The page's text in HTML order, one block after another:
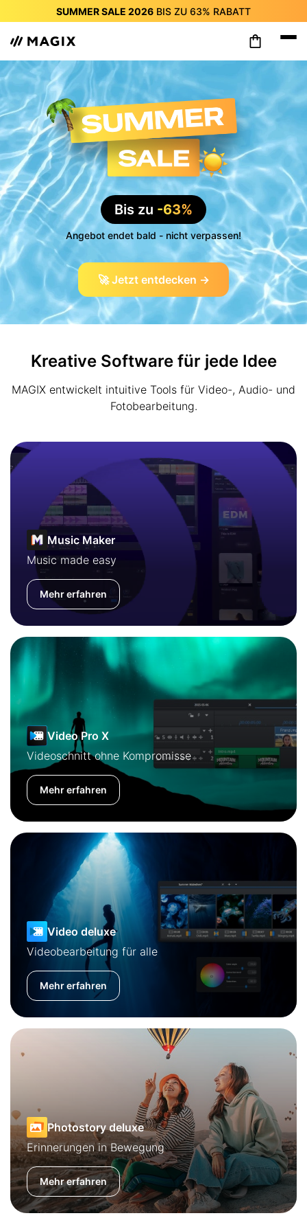
SUMMER SALE 2026 BIS ZU 63% RABATT
SUMMER SALE 2026
RABATT
SUMMER SALE 2026
SUMMER SALE 2026
BIS ZU 63%
SUMMER SALE 2026BIS ZU63%RABATT
SUMMER SALE 2026BIS ZU 63%RABATT
Bis zu -63%
Angebot endet bald - nicht verpassen!
🚀 Jetzt entdecken →
Kreative Software für jede Idee
MAGIX entwickelt intuitive Tools für Video-, Audio- und
Fotobearbeitung.
Music Maker
Music made easy
Mehr erfahren
Video Pro X
Videoschnitt ohne Kompromisse
Mehr erfahren
Video deluxe
Videobearbeitung für alle
Mehr erfahren
Photostory deluxe
Erinnerungen in Bewegung
Mehr erfahren